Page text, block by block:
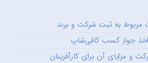
مربوط به ثبت شرکت و برند
اخذ جواز کسب کافی‌شاپ
و مزایای آن برای کارآفرینان